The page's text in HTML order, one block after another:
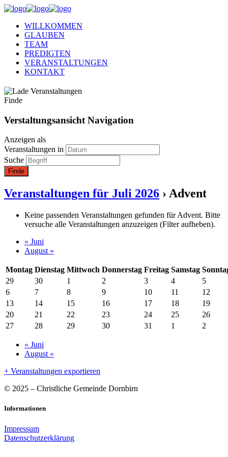
WILLKOMMEN
GLAUBEN
TEAM
PREDIGTEN
VERANSTALTUNGEN
KONTAKT
Finde
Verstaltungsansicht Navigation
Anzeigen als
Veranstaltungen in
Suche
Veranstaltungen für Juli 2026 › Advent
Keine passenden Veranstaltungen gefunden für Advent. Bitte
versuche alle Veranstaltungen anzuzeigen (Filter aufheben).
Kalender
Monatsnavigation
« Juni
August »
Montag Dienstag Mittwoch Donnerstag Freitag Samstag
29
30 1 2 3 4
5
6
7 8 9 10 11
12
13
14 15 16 17 18
19
20
21 22 23 24 25
26
27
28 29 30 31 1 2
Kalender
Monatsnavigation
« Juni
August »
+ Veranstaltungen exportieren
© 2025 – Christliche Gemeinde Dornbirn
Informationen
Impressum
Datenschutzerklärung